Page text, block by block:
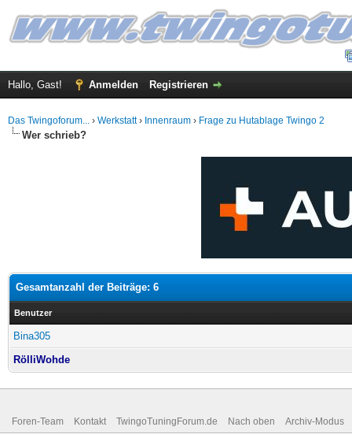
Hallo, Gast! Anmelden Registrieren
Das Twingoforum... › Werkstatt› Innenraum › Frage zu Hutablage Twingo 2
Wer schrieb?
Gesamtanzahl der Beiträge: 6
Benutzer
Bina305
RölliWohde
Foren-Team Kontakt TwingoTuningForum.de Nach oben Archiv-Modus